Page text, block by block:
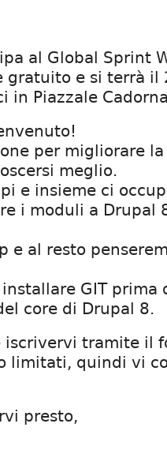
al Global Sprint
gratuito e si terrà il
in Piazzale
per migliorare
meglio.
e insieme ci
i moduli a Drupal
e al resto
GIT prima
core di Drupal 8.
iscrivervi tramite il
limitati, quindi vi
presto,